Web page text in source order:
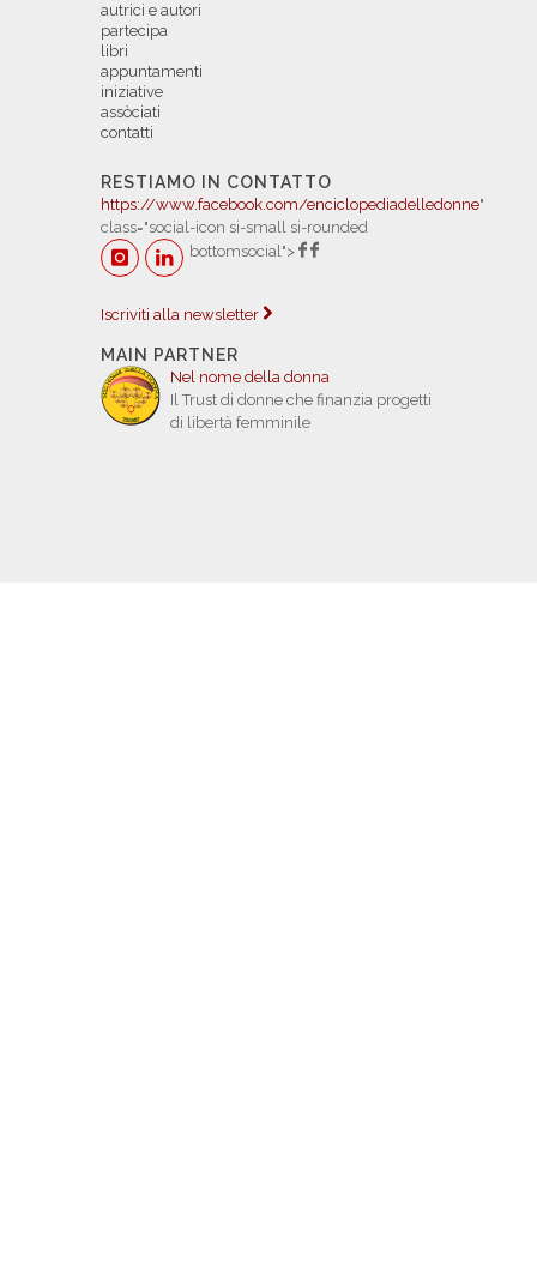
autrici e autori
partecipa
libri
appuntamenti
iniziative
assòciati
contatti
RESTIAMO IN CONTATTO
https://www.facebook.com/enciclopediadelledonne"
class="social-icon si-small si-rounded
bottomsocial">
Iscriviti alla newsletter
MAIN PARTNER
Nel nome della donna
Il Trust di donne che finanzia progetti
di libertà femminile